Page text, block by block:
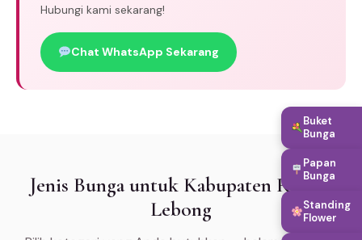
Hubungi kami sekarang!
Chat WhatsApp Sekarang
Jenis Bunga untuk Kabupaten Rejang
Lebong
Buket
Bunga
Papan
Bunga
Standing
Flower